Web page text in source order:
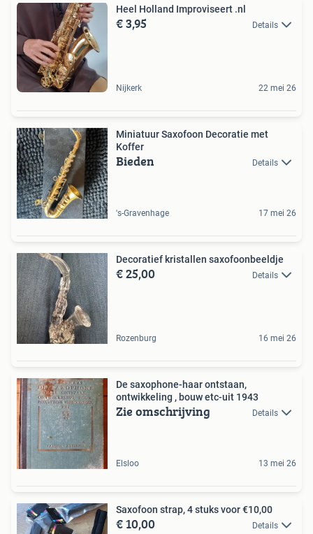
Heel Holland Improviseert .nl
€ 3,95 Details
Nijkerk 22 mei 26
Miniatuur Saxofoon Decoratie met
Koffer
Bieden Details
's-Gravenhage 17 mei 26
Decoratief kristallen saxofoonbeeldje
€ 25,00 Details
Rozenburg 16 mei 26
De saxophone-haar ontstaan,
ontwikkeling , bouw etc-uit 1943
Zie omschrijving Details
Elsloo 13 mei 26
Saxofoon strap, 4 stuks voor €10,00
€ 10,00 Details